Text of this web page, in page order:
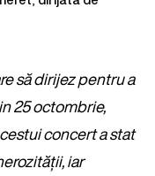
să dirijez pentru a
25 octombrie,
concert a stat
iar